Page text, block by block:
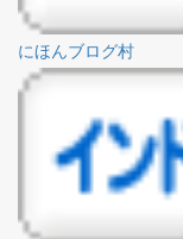
にほんブログ村